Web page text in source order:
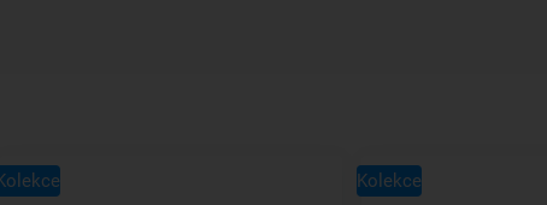
Kolekce